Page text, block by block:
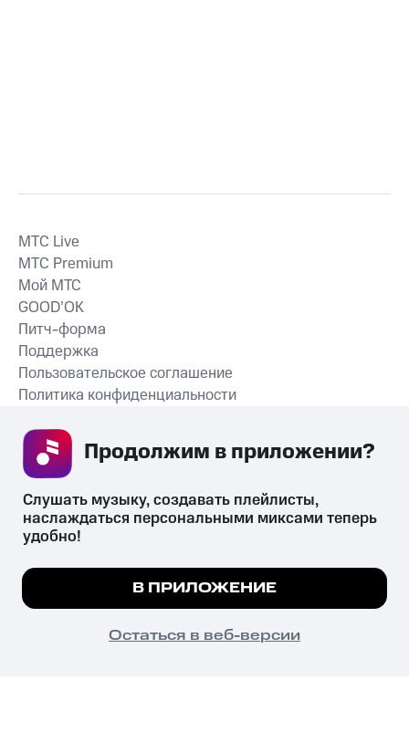
СКАЧАТЬ ПРИЛОЖЕНИЕ
MTС Live
MTС Premium
Мой МТС
GOOD’OK
Питч-форма
Поддержка
Пользовательское соглашение
Политика конфиденциальности
психотропных веществ, их аналогов причиняет вред здоровью,
их незаконный оборот запрещён и влечёт установленную
законодательством ответственность.
© 2026 ООО «КИОН».
Все права защищены
Мы используем куки, чтобы на сайте все
Подробнее
ПОНЯТНО
Слушать музыку, создавать плейлисты,
наслаждаться персональными миксами теперь
удобно!
В ПРИЛОЖЕНИЕ
Остаться в веб-версии